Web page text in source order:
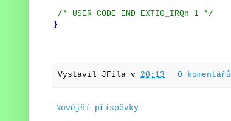
/* USER CODE END EXTI0_IRQn 1 */
}
Vystavil JFíla v 20:13 0 komentářů
Novější příspěvky